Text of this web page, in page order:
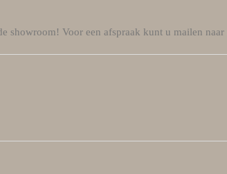
showroom! Voor een afspraak kunt u mailen naar